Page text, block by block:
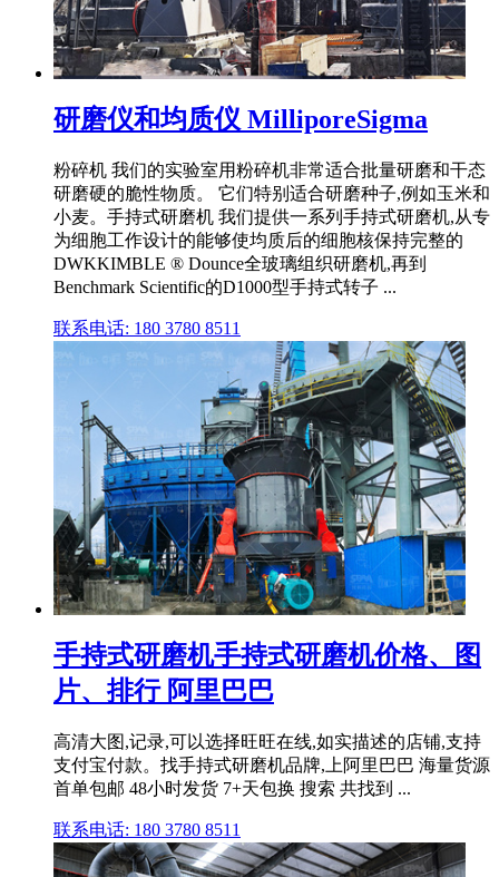
研磨仪和均质仪 MilliporeSigma
粉碎机 我们的实验室用粉碎机非常适合批量研磨和干态
研磨硬的脆性物质。 它们特别适合研磨种子,例如玉米和
小麦。手持式研磨机 我们提供一系列手持式研磨机,从专
为细胞工作设计的能够使均质后的细胞核保持完整的
DWKKIMBLE ® Dounce全玻璃组织研磨机,再到
Benchmark Scientific的D1000型手持式转子 ...
联系电话: 180 3780 8511
手持式研磨机手持式研磨机价格、图
片、排行 阿里巴巴
高清大图,记录,可以选择旺旺在线,如实描述的店铺,支持
支付宝付款。找手持式研磨机品牌,上阿里巴巴 海量货源
首单包邮 48小时发货 7+天包换 搜索 共找到 ...
联系电话: 180 3780 8511